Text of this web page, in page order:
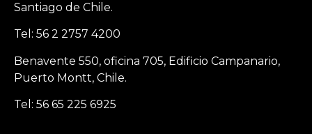
Santiago de Chile.
Tel: 56 2 2757 4200
Benavente 550, oficina 705, Edificio Campanario,
Puerto Montt, Chile.
Tel: 56 65 225 6925